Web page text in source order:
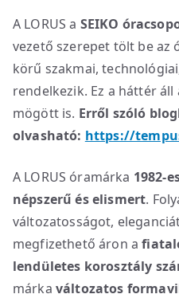
A LORUS a SEIKO
vezető szerepet tölt be az
körű szakmai,
rendelkezik. Ez a háttér áll
mögött is. Erről szóló
olvasható: https://
A LORUS óramárka 1982-
népszerű és elismert.
változatosságot,
megfizethető áron a
lendületes korosztály
márka változatos